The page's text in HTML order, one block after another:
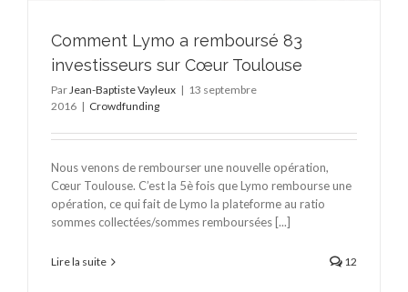
Comment Lymo a remboursé 83
investisseurs sur Cœur Toulouse
ParJean-Baptiste Vayleux | 13 septembre
2016 | Crowdfunding
Nous venons de rembourser une nouvelle opération,
Cœur Toulouse. C’est la 5è fois que Lymo rembourse une
opération, ce qui fait de Lymo la plateforme au ratio
sommes collectées/sommes remboursées [...]
Lire la suite 12